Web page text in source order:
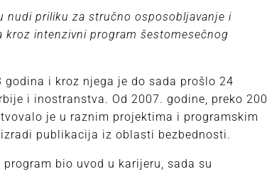
nudi priliku za stručno osposobljavanje i
intenzivni program šestomesečnog
i kroz njega je do sada prošlo 24
i inostranstva. Od 2007. godine, preko 200
je u raznim projektima i programskim
publikacija iz oblasti bezbednosti.
bio uvod u karijeru, sada su